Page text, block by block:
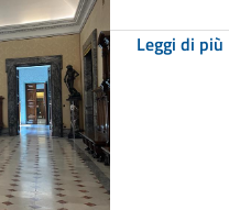
Leggi di più